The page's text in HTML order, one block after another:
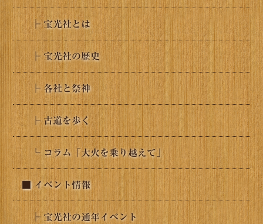
├ 宝光社とは
├ 宝光社の歴史
├ 各社と祭神
├ 古道を歩く
└ コラム「大火を乗り越えて」
■ イベント情報
├ 宝光社の通年イベント